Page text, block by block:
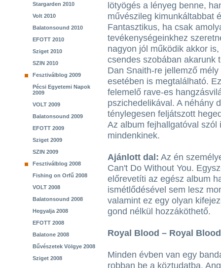
Stargarden 2010
Volt 2010
Balatonsound 2010
EFOTT 2010
Sziget 2010
SZIN 2010
Fesztiválblog 2009
Pécsi Egyetemi Napok
2009
VOLT 2009
Balatonsound 2009
EFOTT 2009
Sziget 2009
SZIN 2009
Fesztiválblog 2008
Fishing on Orfű 2008
VOLT 2008
Balatonsound 2008
Hegyalja 2008
EFOTT 2008
Balatone 2008
Bűvészetek Völgye 2008
Sziget 2008
lötyögés a lényeg benne,
művészileg kimunkáltabbat
Fantasztikus, ha csak
tevékenységeinkhez
nagyon jól működik akkor
csendes szobában akarunk
Dan Snaith-re jellemző
esetében is megtalálható.
felemelő rave-es
pszichedelikával. A néhány
ténylegesen feljátszott
Az album fejhallgatóval
mindenkinek.
Ajánlott dal: Az én
Can't Do Without You.
előrevetíti az egész album
ismétlődésével sem lesz
valamint ez egy olyan
gond nélkül hozzáköthető.
Royal Blood – Royal Blood
Minden évben van egy
robban be a köztudatba.